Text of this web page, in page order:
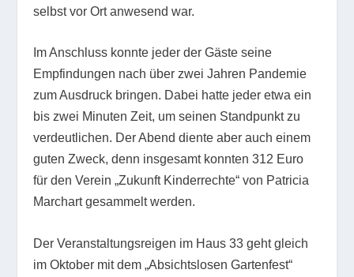
selbst vor Ort anwesend war.
Im Anschluss konnte jeder der Gäste seine
Empfindungen nach über zwei Jahren Pandemie
zum Ausdruck bringen. Dabei hatte jeder etwa ein
bis zwei Minuten Zeit, um seinen Standpunkt zu
verdeutlichen. Der Abend diente aber auch einem
guten Zweck, denn insgesamt konnten 312 Euro
für den Verein „Zukunft Kinderrechte“ von Patricia
Marchart gesammelt werden.
Der Veranstaltungsreigen im Haus 33 geht gleich
im Oktober mit dem „Absichtslosen Gartenfest“